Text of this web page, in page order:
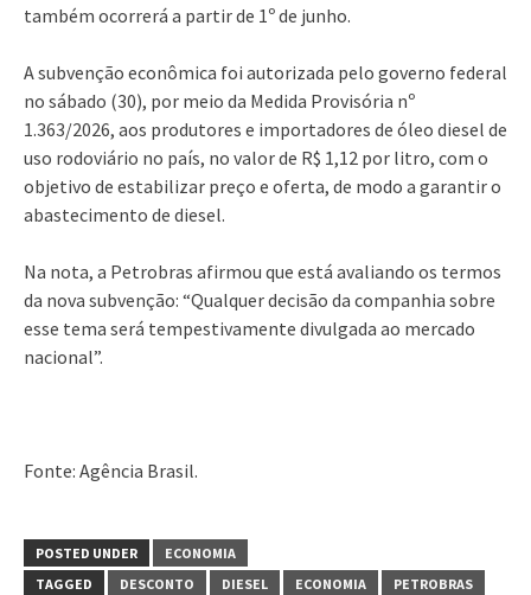
também ocorrerá a partir de 1º de junho.
A subvenção econômica foi autorizada pelo governo federal
no sábado (30), por meio da Medida Provisória nº
1.363/2026, aos produtores e importadores de óleo diesel de
uso rodoviário no país, no valor de R$ 1,12 por litro, com o
objetivo de estabilizar preço e oferta, de modo a garantir o
abastecimento de diesel.
Na nota, a Petrobras afirmou que está avaliando os termos
da nova subvenção: “Qualquer decisão da companhia sobre
esse tema será tempestivamente divulgada ao mercado
nacional”.
Fonte: Agência Brasil.
POSTED UNDER
ECONOMIA
TAGGED
DESCONTO DIESEL ECONOMIA PETROBRAS